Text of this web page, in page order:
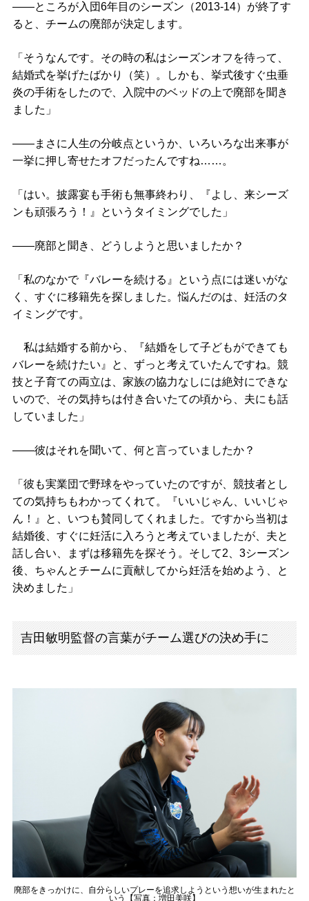
――ところが入団6年目のシーズン（2013-14）が終了す
ると、チームの廃部が決定します。
「そうなんです。その時の私はシーズンオフを待って、
結婚式を挙げたばかり（笑）。しかも、挙式後すぐ虫垂
炎の手術をしたので、入院中のベッドの上で廃部を聞き
ました」
――まさに人生の分岐点というか、いろいろな出来事が
一挙に押し寄せたオフだったんですね……。
「はい。披露宴も手術も無事終わり、『よし、来シーズ
ンも頑張ろう！』というタイミングでした」
――廃部と聞き、どうしようと思いましたか？
「私のなかで『バレーを続ける』という点には迷いがな
く、すぐに移籍先を探しました。悩んだのは、妊活のタ
イミングです。
私は結婚する前から、『結婚をして子どもができても
バレーを続けたい』と、ずっと考えていたんですね。競
技と子育ての両立は、家族の協力なしには絶対にできな
いので、その気持ちは付き合いたての頃から、夫にも話
していました」
――彼はそれを聞いて、何と言っていましたか？
「彼も実業団で野球をやっていたのですが、競技者とし
ての気持ちもわかってくれて。『いいじゃん、いいじゃ
ん！』と、いつも賛同してくれました。ですから当初は
結婚後、すぐに妊活に入ろうと考えていましたが、夫と
話し合い、まずは移籍先を探そう。そして2、3シーズン
後、ちゃんとチームに貢献してから妊活を始めよう、と
決めました」
吉田敏明監督の言葉がチーム選びの決め手に
廃部をきっかけに、自分らしいプレーを追求しようという想いが生まれたと
いう【写真：増田美咲】